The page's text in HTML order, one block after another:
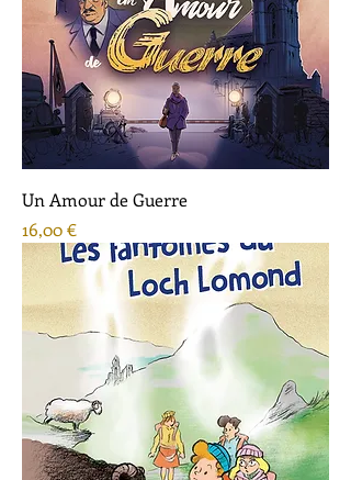
Un Amour de Guerre
Prix
16,00 €